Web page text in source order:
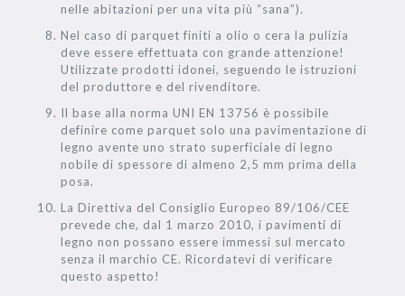
nelle abitazioni per una vita più “sana”).
Nel caso di parquet finiti a olio o cera la pulizia
deve essere effettuata con grande attenzione!
Utilizzate prodotti idonei, seguendo le istruzioni
del produttore e del rivenditore.
Il base alla norma UNI EN 13756 è possibile
definire come parquet solo una pavimentazione di
legno avente uno strato superficiale di legno
nobile di spessore di almeno 2,5 mm prima della
posa.
La Direttiva del Consiglio Europeo 89/106/CEE
prevede che, dal 1 marzo 2010, i pavimenti di
legno non possano essere immessi sul mercato
senza il marchio CE. Ricordatevi di verificare
questo aspetto!